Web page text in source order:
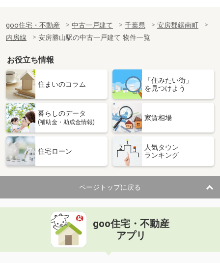
goo住宅・不動産 中古一戸建て 千葉県
安房郡鋸南町
内房線
安房勝山駅の中古一戸建て 物件一覧
お役立ち情報
住まいのコラム
「住みたい街」
を見つけよう
暮らしのデータ
(補助金・助成金情報)
家賃相場
住宅ローン
人気タウン
ランキング
ページトップに戻る
goo住宅・不動産
アプリ